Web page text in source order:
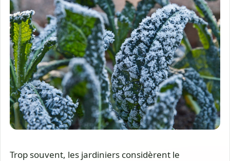
Trop souvent, les jardiniers considèrent le